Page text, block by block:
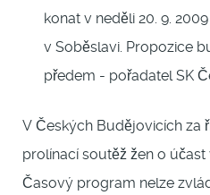
konat v neděli 20. 9.
v Soběslavi. Propozice
předem - pořadatel SK
V Českých Budějovicích za
prolínací soutěž žen o účast
Časový program nelze